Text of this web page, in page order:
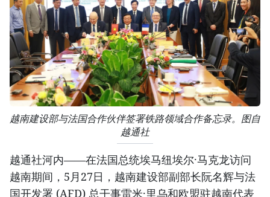
越南建设部与法国合作伙伴签署铁路领域合作备忘录。图自
越通社
越通社河内——在法国总统埃马纽埃尔·马克龙访问
越南期间，5月27日，越南建设部副部长阮名辉与法
国开发署 (AFD) 总干事雷米·里乌和欧盟驻越南代表